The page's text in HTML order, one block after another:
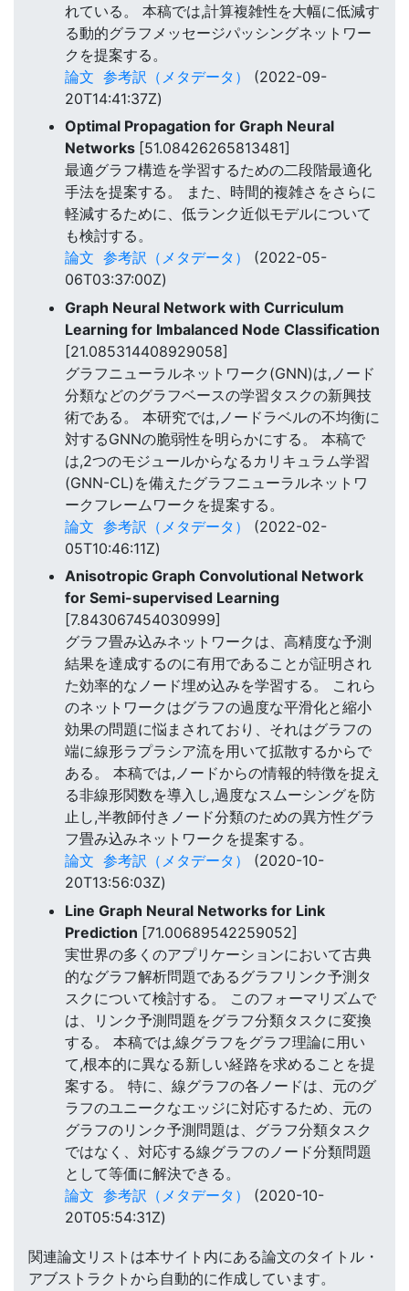
れている。 本稿では,計算複雑性を大幅に低減す
る動的グラフメッセージパッシングネットワー
クを提案する。
論文 参考訳（メタデータ）
(2022-09-
20T14:41:37Z)
Optimal Propagation for Graph Neural
Networks [51.08426265813481]
最適グラフ構造を学習するための二段階最適化
手法を提案する。 また、時間的複雑さをさらに
軽減するために、低ランク近似モデルについて
も検討する。
論文 参考訳（メタデータ）
(2022-05-
06T03:37:00Z)
Graph Neural Network with Curriculum
Learning for Imbalanced Node Classification
[21.085314408929058]
グラフニューラルネットワーク(GNN)は,ノード
分類などのグラフベースの学習タスクの新興技
術である。 本研究では,ノードラベルの不均衡に
対するGNNの脆弱性を明らかにする。 本稿で
は,2つのモジュールからなるカリキュラム学習
(GNN-CL)を備えたグラフニューラルネットワ
ークフレームワークを提案する。
論文 参考訳（メタデータ）
(2022-02-
05T10:46:11Z)
Anisotropic Graph Convolutional Network
for Semi-supervised Learning
[7.843067454030999]
グラフ畳み込みネットワークは、高精度な予測
結果を達成するのに有用であることが証明され
た効率的なノード埋め込みを学習する。 これら
のネットワークはグラフの過度な平滑化と縮小
効果の問題に悩まされており、それはグラフの
端に線形ラプラシア流を用いて拡散するからで
ある。 本稿では,ノードからの情報的特徴を捉え
る非線形関数を導入し,過度なスムーシングを防
止し,半教師付きノード分類のための異方性グラ
フ畳み込みネットワークを提案する。
論文 参考訳（メタデータ）
(2020-10-
20T13:56:03Z)
Line Graph Neural Networks for Link
Prediction [71.00689542259052]
実世界の多くのアプリケーションにおいて古典
的なグラフ解析問題であるグラフリンク予測タ
スクについて検討する。 このフォーマリズムで
は、リンク予測問題をグラフ分類タスクに変換
する。 本稿では,線グラフをグラフ理論に用い
て,根本的に異なる新しい経路を求めることを提
案する。 特に、線グラフの各ノードは、元のグ
ラフのユニークなエッジに対応するため、元の
グラフのリンク予測問題は、グラフ分類タスク
ではなく、対応する線グラフのノード分類問題
として等価に解決できる。
論文 参考訳（メタデータ）
(2020-10-
20T05:54:31Z)
関連論文リストは本サイト内にある論文のタイトル・
アブストラクトから自動的に作成しています。